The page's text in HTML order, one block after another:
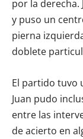
por la derecha.
y puso un
pierna
doblete
El partido tuvo
Juan pudo
entre las
de acierto en